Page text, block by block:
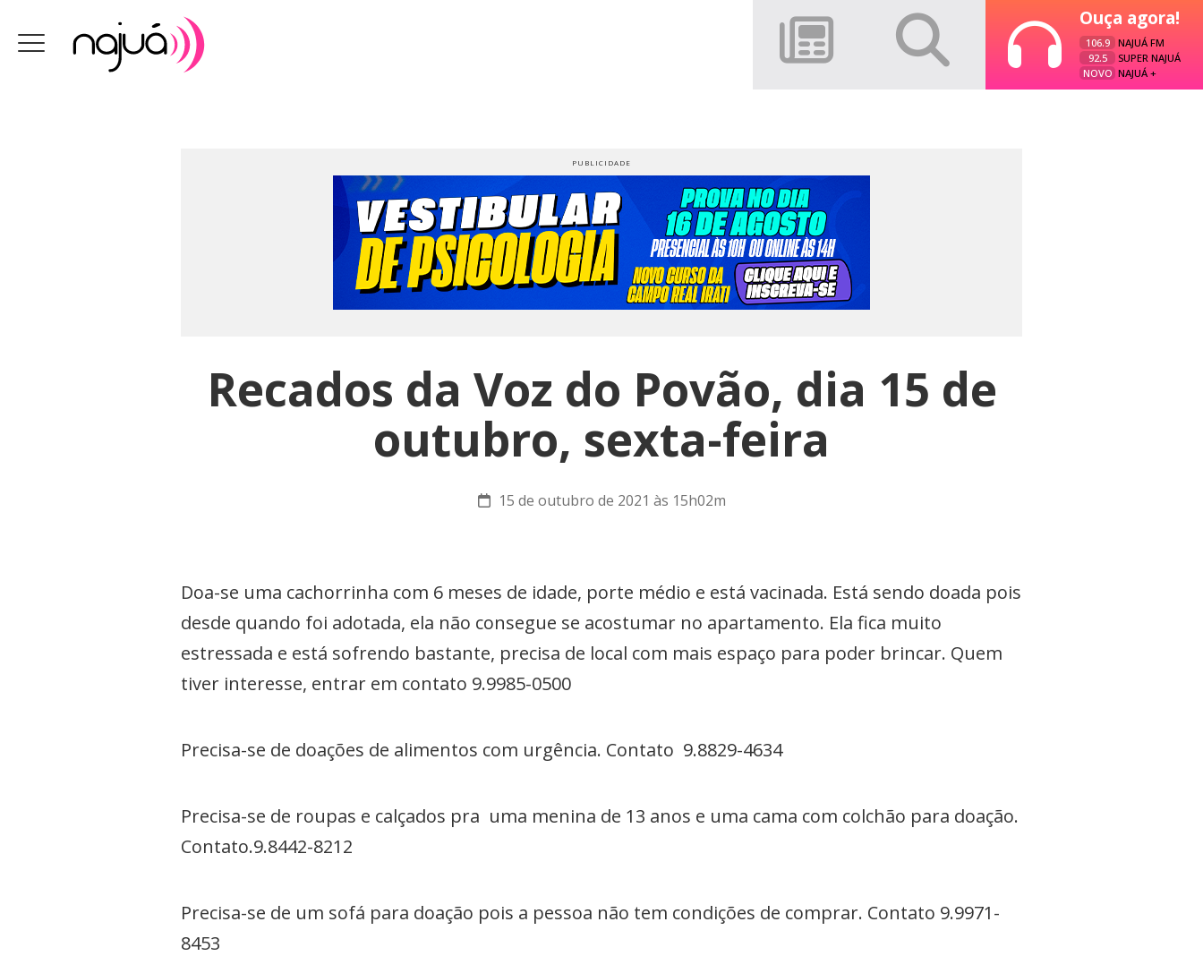
Ouça agora!
106.9
NAJUÁ FM
92.5
SUPER NAJUÁ
NOVO NAJUÁ +
Recados da Voz do Povão, dia 15 de
outubro, sexta-feira
15 de outubro de 2021 às 15h02m
Doa-se uma cachorrinha com 6 meses de idade, porte médio e está vacinada. Está sendo doada pois
desde quando foi adotada, ela não consegue se acostumar no apartamento. Ela fica muito
estressada e está sofrendo bastante, precisa de local com mais espaço para poder brincar. Quem
tiver interesse, entrar em contato 9.9985-0500
Precisa-se de doações de alimentos com urgência. Contato 9.8829-4634
Precisa-se de roupas e calçados pra uma menina de 13 anos e uma cama com colchão para doação.
Contato.9.8442-8212
Precisa-se de um sofá para doação pois a pessoa não tem condições de comprar. Contato 9.9971-
8453